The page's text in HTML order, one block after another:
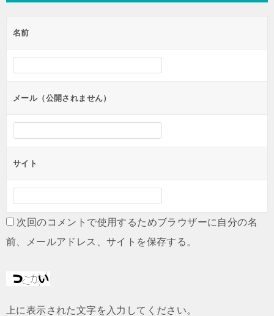
名前
メール（公開されません）
サイト
次回のコメントで使用するためブラウザーに自分の名
前、メールアドレス、サイトを保存する。
上に表示された文字を入力してください。